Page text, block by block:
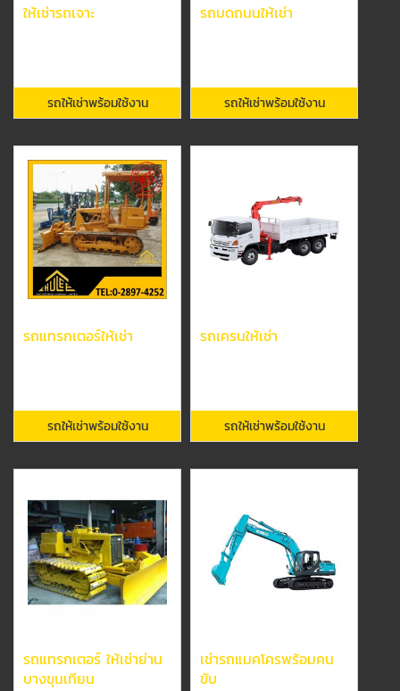
ให้เช่ารถเจาะ
รถให้เช่าพร้อมใช้งาน
รถบดถนนให้เช่า
รถให้เช่าพร้อมใช้งาน
รถแทรกเตอร์ให้เช่า
รถให้เช่าพร้อมใช้งาน
รถเครนให้เช่า
รถให้เช่าพร้อมใช้งาน
รถแทรกเตอร์ ให้เช่าย่าน
บางขุนเทียน
เช่ารถแมคโครพร้อมคน
ขับ